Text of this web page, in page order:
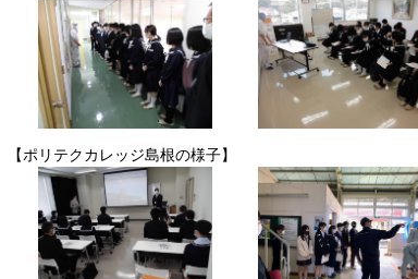
【ポリテクカレッジ島根の様子】